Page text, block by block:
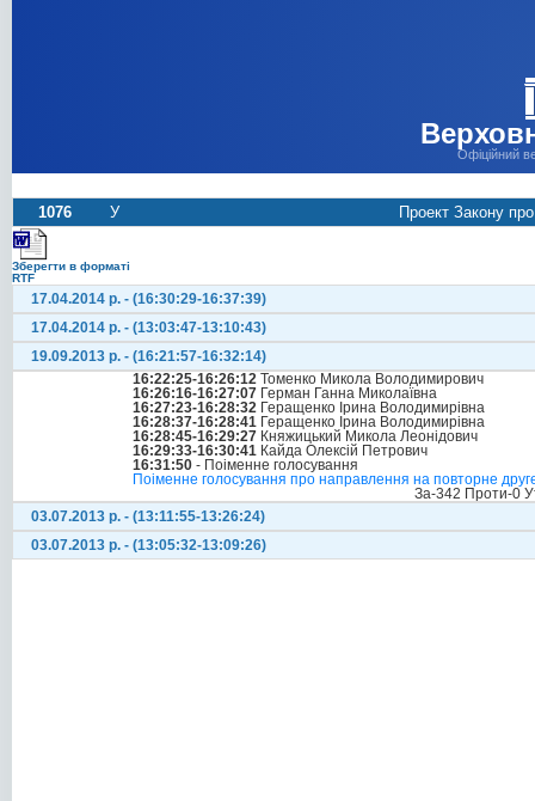
Офіційний
1076 У Проект Закону
Зберегти в форматі
RTF
17.04.2014 р. - (16:30:29-16:37:39)
17.04.2014 р. - (13:03:47-13:10:43)
19.09.2013 р. - (16:21:57-16:32:14)
16:22:25-16:26:12 Томенко Микола Володимирович
16:26:16-16:27:07 Герман Ганна Миколаївна
16:27:23-16:28:32 Геращенко Ірина Володимирівна
16:28:37-16:28:41 Геращенко Ірина Володимирівна
16:28:45-16:29:27 Княжицький Микола Леонідович
16:29:33-16:30:41 Кайда Олексій Петрович
16:31:50 - Поіменне голосування
Поіменне голосування про направлення на повторне
За-342 Проти-0
03.07.2013 р. - (13:11:55-13:26:24)
03.07.2013 р. - (13:05:32-13:09:26)